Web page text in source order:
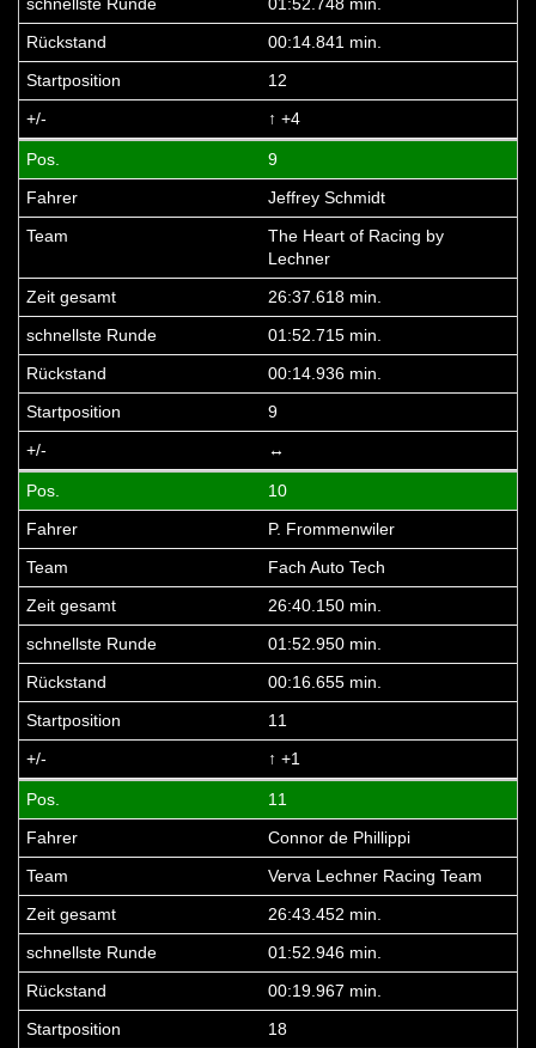
00:14.841 min.
12
↑ +4
9
Jeffrey Schmidt
The Heart of Racing by
Lechner
26:37.618 min.
01:52.715 min.
00:14.936 min.
9
↔
10
P. Frommenwiler
Fach Auto Tech
26:40.150 min.
01:52.950 min.
00:16.655 min.
11
↑ +1
11
Connor de Phillippi
Verva Lechner Racing Team
26:43.452 min.
01:52.946 min.
00:19.967 min.
18